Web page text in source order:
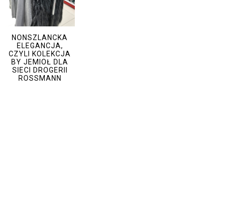
NONSZLANCKA
ELEGANCJA,
CZYLI KOLEKCJA
BY JEMIOŁ DLA
SIECI DROGERII
ROSSMANN